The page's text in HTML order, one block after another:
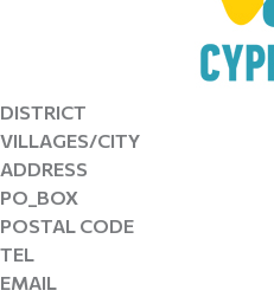
DISTRICT
VILLAGES/CITY
ADDRESS
PO_BOX
POSTAL CODE
TEL
EMAIL